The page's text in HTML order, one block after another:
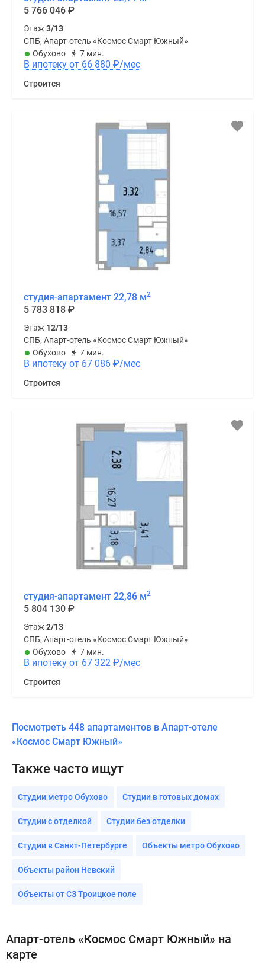
5 766 046 ₽
Этаж3/13
СПБ, Апарт-отель «Космос Смарт Южный»
Обухово
7 мин.
В ипотеку от 66 880 ₽/мес
Строится
студия-апартамент 22,78 м2
5 783 818 ₽
Этаж 12/13
СПБ, Апарт-отель «Космос Смарт Южный»
Обухово
7 мин.
В ипотеку от 67 086 ₽/мес
Строится
студия-апартамент 22,86 м2
5 804 130 ₽
Этаж2/13
СПБ, Апарт-отель «Космос Смарт Южный»
Обухово
7 мин.
В ипотеку от 67 322 ₽/мес
Строится
Посмотреть 448 апартаментов в Апарт-отеле
«Космос Смарт Южный»
Также часто ищут
Студии метро Обухово Студии в готовых домах
Студии с отделкой Студии без отделки
Студии в Санкт-Петербурге Объекты метро Обухово
Объекты район Невский
Объекты от СЗ Троицкое поле
Апарт-отель «Космос Смарт Южный» на
карте